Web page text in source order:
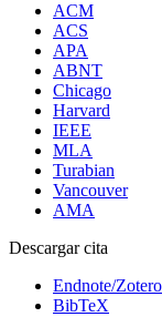
ACM
ACS
APA
ABNT
Chicago
Harvard
IEEE
MLA
Turabian
Vancouver
AMA
Descargar cita
Endnote/
BibTeX